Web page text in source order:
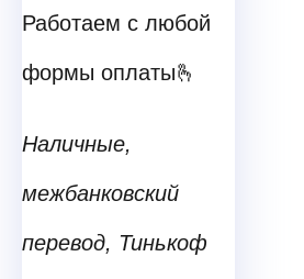
Работаем с любой
формы оплаты🫰
Наличные,
межбанковский
перевод, Тинькоф